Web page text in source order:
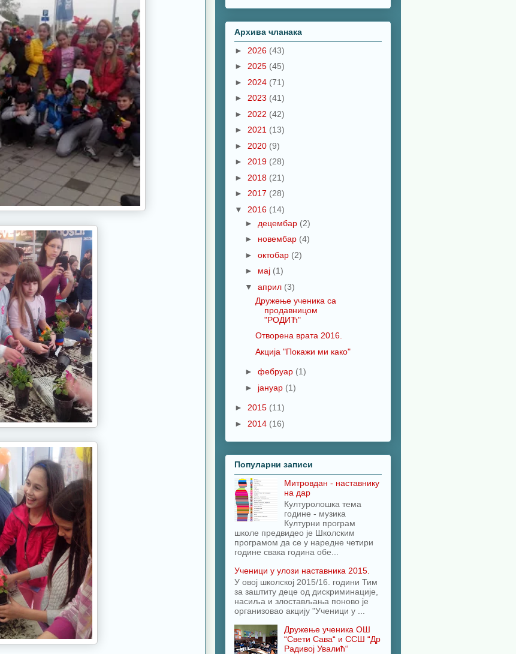
Архива чланака
► 2026 (43)
► 2025 (45)
► 2024 (71)
► 2023 (41)
► 2022 (42)
► 2021 (13)
► 2020 (9)
► 2019 (28)
► 2018 (21)
► 2017 (28)
▼ 2016 (14)
► децембар (2)
► новембар (4)
► октобар (2)
► мај (1)
▼ април (3)
Дружење ученика са
продавницом
"РОДИЋ"
Отворена врата 2016.
Акција "Покажи ми како"
► фебруар (1)
► јануар (1)
► 2015 (11)
► 2014 (16)
Популарни записи
Митровдан - наставнику
на дар
Културолошка тема
године - музика
Културни програм
школе предвидео је Школским
програмом да се у наредне четири
године свака година обе...
Ученици у улози наставника 2015.
У овој школској 2015/16. години Тим
за заштиту деце од дискриминације,
насиља и злостављања поново је
организовао акцију "Ученици у ...
Дружење ученика ОШ
“Свети Сава“ и ССШ “Др
Радивој Увалић“